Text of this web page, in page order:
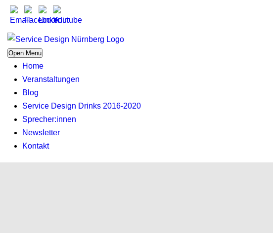
Open Menu
Home
Veranstaltungen
Blog
Service Design Drinks 2016-2020
Sprecher:innen
Newsletter
Kontakt